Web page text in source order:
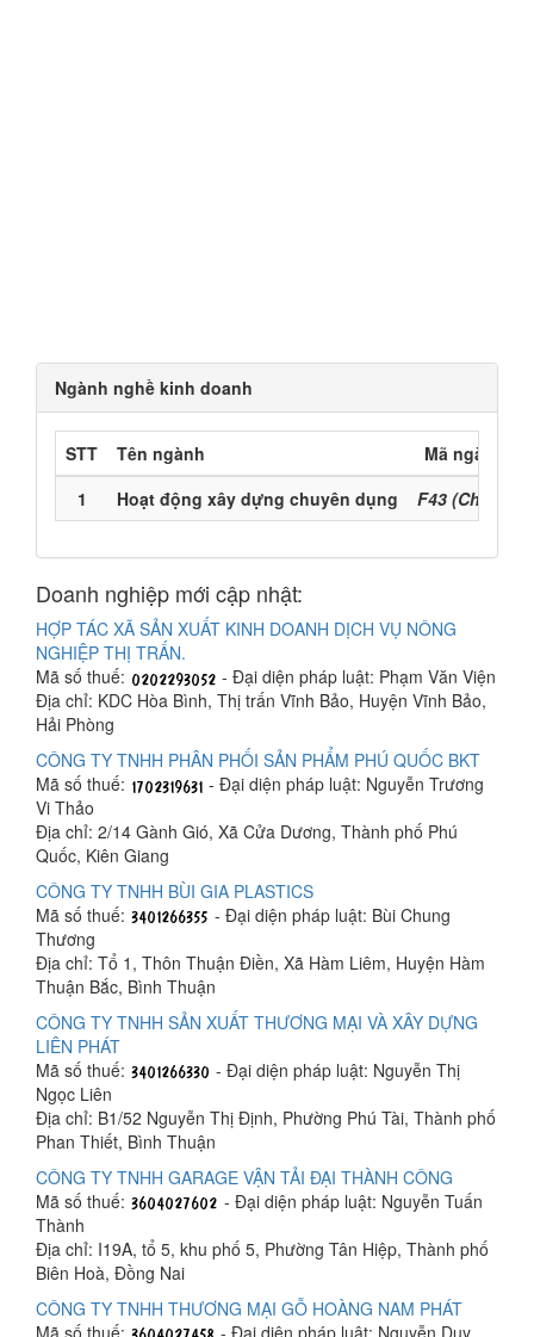
Ngành nghề kinh doanh
STT Tên ngành
Mã ngành
1
Hoạt động xây dựng chuyên dụng F43 (Chính)
Doanh nghiệp mới cập nhật:
HỢP TÁC XÃ SẢN XUẤT KINH DOANH DỊCH VỤ NÔNG
NGHIỆP THỊ TRẤN.
Mã số thuế:
- Đại diện pháp luật: Phạm Văn Viện
Địa chỉ: KDC Hòa Bình, Thị trấn Vĩnh Bảo, Huyện Vĩnh Bảo,
Hải Phòng
CÔNG TY TNHH PHÂN PHỐI SẢN PHẨM PHÚ QUỐC BKT
Mã số thuế:
- Đại diện pháp luật: Nguyễn Trương
Vi Thảo
Địa chỉ: 2/14 Gành Gió, Xã Cửa Dương, Thành phố Phú
Quốc, Kiên Giang
CÔNG TY TNHH BÙI GIA PLASTICS
Mã số thuế:
- Đại diện pháp luật: Bùi Chung
Thương
Địa chỉ: Tổ 1, Thôn Thuận Điền, Xã Hàm Liêm, Huyện Hàm
Thuận Bắc, Bình Thuận
CÔNG TY TNHH SẢN XUẤT THƯƠNG MẠI VÀ XÂY DỰNG
LIÊN PHÁT
Mã số thuế:
- Đại diện pháp luật: Nguyễn Thị
Ngọc Liên
Địa chỉ: B1/52 Nguyễn Thị Định, Phường Phú Tài, Thành phố
Phan Thiết, Bình Thuận
CÔNG TY TNHH GARAGE VẬN TẢI ĐẠI THÀNH CÔNG
Mã số thuế:
- Đại diện pháp luật: Nguyễn Tuấn
Thành
Địa chỉ: I19A, tổ 5, khu phố 5, Phường Tân Hiệp, Thành phố
Biên Hoà, Đồng Nai
CÔNG TY TNHH THƯƠNG MẠI GỖ HOÀNG NAM PHÁT
Mã số thuế:
- Đại diện pháp luật: Nguyễn Duy